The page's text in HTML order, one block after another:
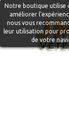
Notre boutique utilise
améliorer
nous vous
leur utilisation pour
de votre